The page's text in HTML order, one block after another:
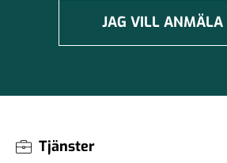
JAG VILL ANMÄLA
Tjänster